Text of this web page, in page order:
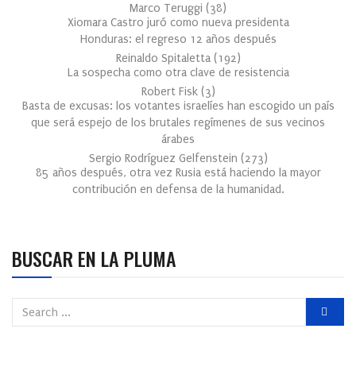
Marco Teruggi (38)
Xiomara Castro juró como nueva presidenta
Honduras: el regreso 12 años después
Reinaldo Spitaletta (192)
La sospecha como otra clave de resistencia
Robert Fisk (3)
Basta de excusas: los votantes israelíes han escogido un país
que será espejo de los brutales regímenes de sus vecinos
árabes
Sergio Rodríguez Gelfenstein (273)
85 años después, otra vez Rusia está haciendo la mayor
contribución en defensa de la humanidad.
BUSCAR EN LA PLUMA